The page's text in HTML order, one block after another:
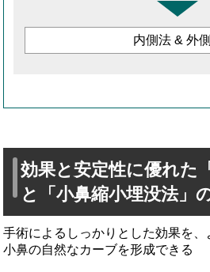
内側法 & 外
効果と安定性に優れた
と「小鼻縮小埋没法」
手術によるしっかりとした効果を
小鼻の自然なカーブを形成できる